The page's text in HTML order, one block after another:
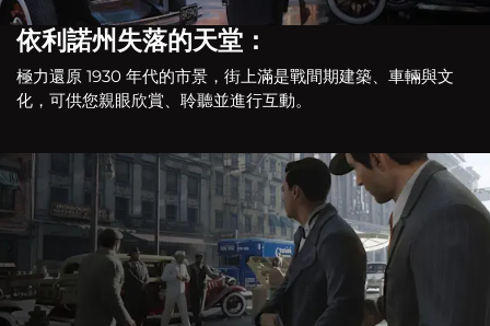
依利諾州失落的天堂：
極力還原 1930 年代的市景，街上滿是戰間期建築、車輛與文
化，可供您親眼欣賞、聆聽並進行互動。